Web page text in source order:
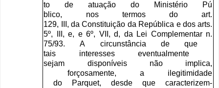
to
de atuação do Ministério
Pú
blico, nos termos do art.
129,
,da Constituição da República e dos arts.
5º, ,e, e6º, VII ,d, da Lei Complementar n.
75/93.A circunstância de
que
tais
interesses
eventualmente
sejam
disponíveis não implica,
forçosamente, a
ilegitimidade
do
Parquet,desde que caracterizem-